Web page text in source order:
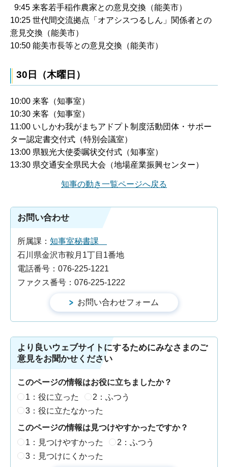
9:45 来客若手稲作農家との意見交換（能美市）
10:25 世代間交流拠点「オアシスつるしん」関係者との
意見交換（能美市）
10:50 能美市長等との意見交換（能美市）
30日（木曜日）
10:00 来客（知事室）
10:30 来客（知事室）
11:00 いしかわ我がまちアドプト制度活動団体・サポー
ター認定書交付式（特別会議室）
13:00 県観光大使委嘱状交付式（知事室）
13:30 県交通安全県民大会（地場産業振興センター）
知事の動き一覧ページへ戻る
お問い合わせ
所属課： 知事室秘書課
石川県金沢市鞍月1丁目1番地
電話番号：076-225-1221
ファクス番号：076-225-1222
より良いウェブサイトにするためにみなさまのご
意見をお聞かせください
このページの情報はお役に立ちましたか？
1：役に立った
2：ふつう
3：役に立たなかった
このページの情報は見つけやすかったですか？
1：見つけやすかった
2：ふつう
3：見つけにくかった